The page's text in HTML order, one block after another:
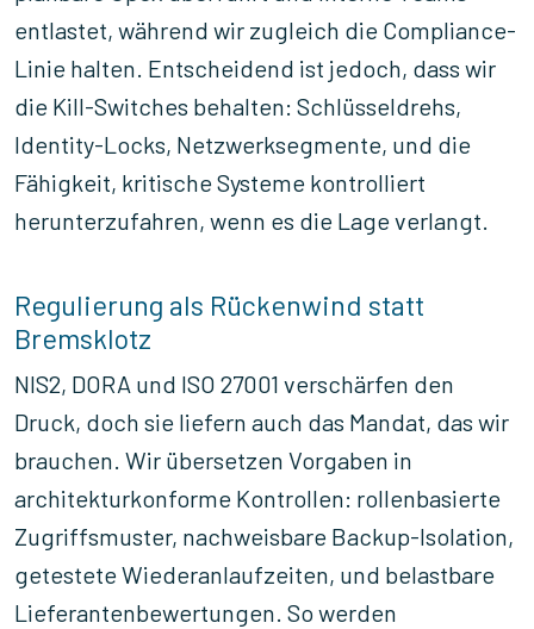
entlastet, während wir zugleich die Compliance-
Linie halten. Entscheidend ist jedoch, dass wir
die Kill-Switches behalten: Schlüsseldrehs,
Identity-Locks, Netzwerksegmente, und die
Fähigkeit, kritische Systeme kontrolliert
herunterzufahren, wenn es die Lage verlangt.
Regulierung als Rückenwind statt
Bremsklotz
NIS2, DORA und ISO 27001 verschärfen den
Druck, doch sie liefern auch das Mandat, das wir
brauchen. Wir übersetzen Vorgaben in
architekturkonforme Kontrollen: rollenbasierte
Zugriffsmuster, nachweisbare Backup-Isolation,
getestete Wiederanlaufzeiten, und belastbare
Lieferantenbewertungen. So werden